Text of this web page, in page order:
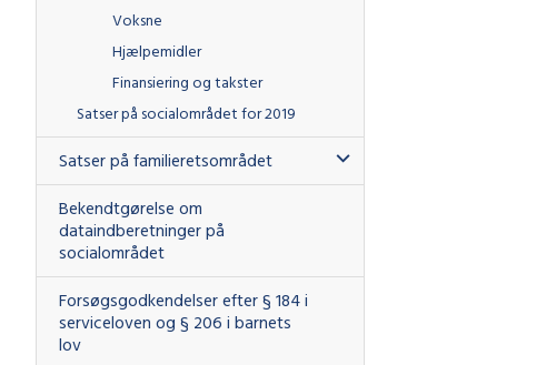
Voksne
Hjælpemidler
Finansiering og takster
Satser på socialområdet for 2019
Satser på familieretsområdet
Bekendtgørelse om
dataindberetninger på
socialområdet
Forsøgsgodkendelser efter § 184 i
serviceloven og § 206 i barnets
lov